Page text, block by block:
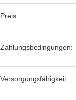
Preis:
Zahlungsbedingungen:
Versorgungsfähigkeit: